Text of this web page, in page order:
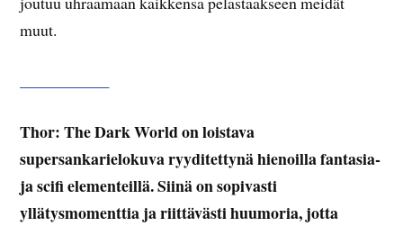
muut.
Thor: The Dark World on loistava
supersankarielokuva ryyditettynä hienoilla fantasia-
ja scifi elementeillä. Siinä on sopivasti
yllätysmomenttia ja riittävästi huumoria, jotta